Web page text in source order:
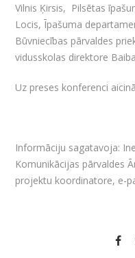
Vilnis Ķirsis, Pilsētas
Locis, Īpašuma
Būvniecības pārvaldes
vidusskolas direktore
Uz preses konferenci
Informāciju sagatavoja:
Komunikācijas pārvaldes
projektu koordinatore, e-